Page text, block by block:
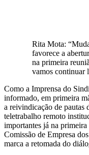
Rita Mota:
favorece a
na primeira
vamos continuar
Como a Imprensa do
informado, em primeira
a reivindicação de pautas
teletrabalho remoto
importantes já na
Comissão de Empresa
marca a retomada do